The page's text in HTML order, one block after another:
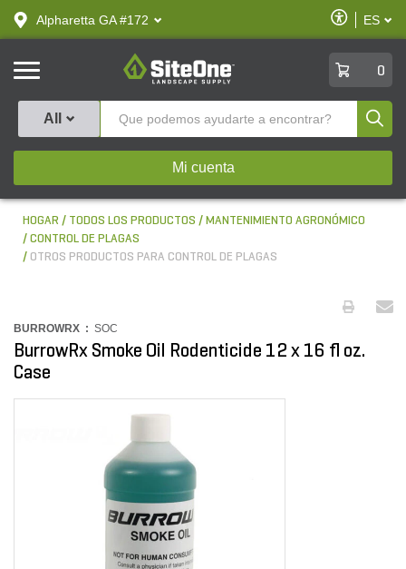
text.skipToContent
text.skipToNavigation
Alpharetta GA #172
Habilitar
ES
SiteOne
0
All
Mi cuenta
HOGAR TODOS LOS PRODUCTOS
MANTENIMIENTO AGRONÓMICO
CONTROL DE PLAGAS
OTROS PRODUCTOS PARA CONTROL DE PLAGAS
BURROWRX : SOC
BurrowRx Smoke Oil Rodenticide 12 x 16 fl oz.
Case